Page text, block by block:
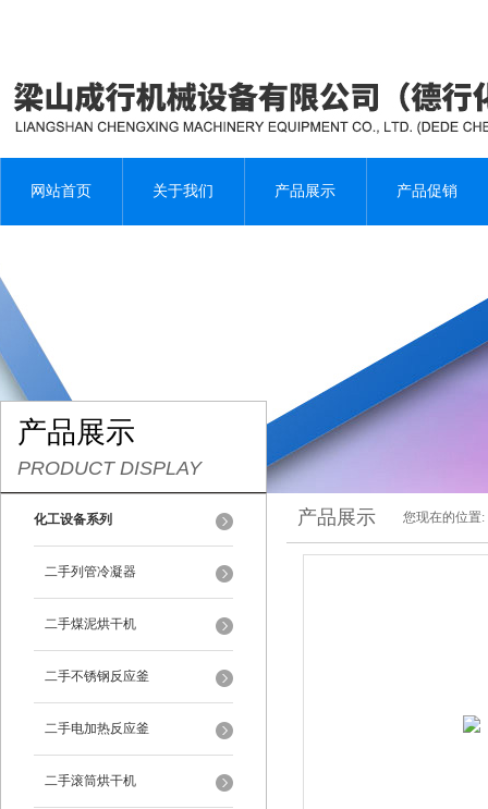
网站首页 关于我们 产品展示 产品促销
产品展示
PRODUCT DISPLAY
化工设备系列
二手列管冷凝器
二手煤泥烘干机
二手不锈钢反应釜
二手电加热反应釜
二手滚筒烘干机
产品展示 您现在的位置: